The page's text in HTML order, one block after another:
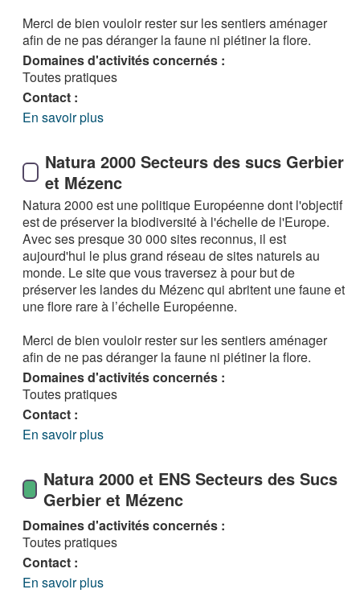
Merci de bien vouloir rester sur les sentiers aménager
afin de ne pas déranger la faune ni piétiner la flore.
Domaines d'activités concernés :
Toutes pratiques
Contact :
En savoir plus
Natura 2000 Secteurs des sucs Gerbier
et Mézenc
Natura 2000 est une politique Européenne dont l'objectif
est de préserver la biodiversité à l'échelle de l'Europe.
Avec ses presque 30 000 sites reconnus, il est
aujourd'hui le plus grand réseau de sites naturels au
monde. Le site que vous traversez à pour but de
préserver les landes du Mézenc qui abritent une faune et
une flore rare à l’échelle Européenne.
Merci de bien vouloir rester sur les sentiers aménager
afin de ne pas déranger la faune ni piétiner la flore.
Domaines d'activités concernés :
Toutes pratiques
Contact :
En savoir plus
Natura 2000 et ENS Secteurs des Sucs
Gerbier et Mézenc
Domaines d'activités concernés :
Toutes pratiques
Contact :
En savoir plus